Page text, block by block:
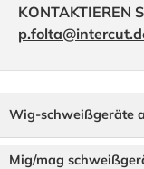
KONTAKTIEREN
Wig-schweißgeräte
Mig/mag